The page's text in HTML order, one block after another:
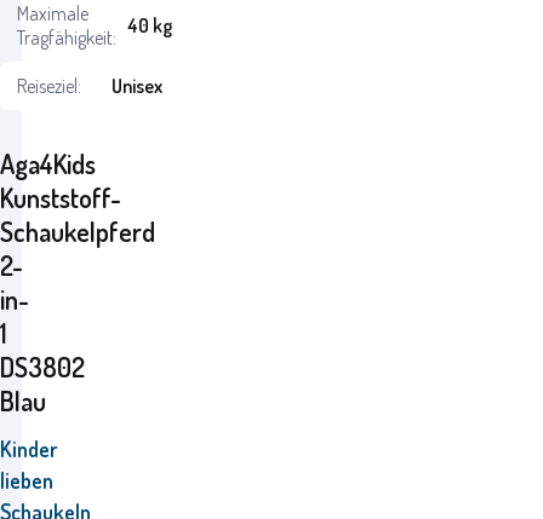
Aga4Kids
Kunststoff-
Schaukelpferd
2-
in-
1
DS3802
Blau
Kinder
lieben
Schaukeln
Maximale
Tragfähigkeit: 40 kg
Reiseziel: Unisex